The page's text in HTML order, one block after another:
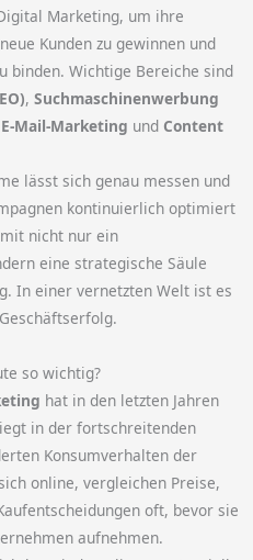
Marketing, um ihre
Kunden zu gewinnen und
binden. Wichtige Bereiche sind
,Suchmaschinenwerbung
E-Mail-Marketing und Content
lässt sich genau messen und
kontinuierlich optimiert
nicht nur ein
eine strategische Säule
In einer vernetzten Welt ist es
so wichtig?
hat in den letzten Jahren
in der fortschreitenden
Konsumverhalten der
online, vergleichen Preise,
oft, bevor sie
aufnehmen.